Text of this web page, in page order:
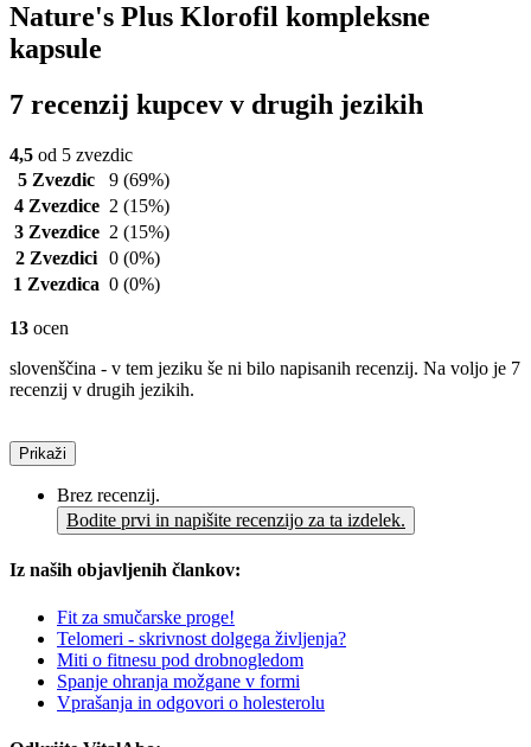
Nature's Plus Klorofil kompleksne
kapsule
7 recenzij kupcev v drugih jezikih
4,5 od 5 zvezdic
5 Zvezdic
9 (69%)
4 Zvezdice 2 (15%)
3 Zvezdice 2 (15%)
2 Zvezdici 0 (0%)
1 Zvezdica 0 (0%)
13 ocen
slovenščina - v tem jeziku še ni bilo napisanih recenzij. Na voljo je 7
recenzij v drugih jezikih.
Prikaži
Brez recenzij.
Bodite prvi in napišite recenzijo za ta izdelek.
Iz naših objavljenih člankov:
Fit za smučarske proge!
Telomeri - skrivnost dolgega življenja?
Miti o fitnesu pod drobnogledom
Spanje ohranja možgane v formi
Vprašanja in odgovori o holesterolu